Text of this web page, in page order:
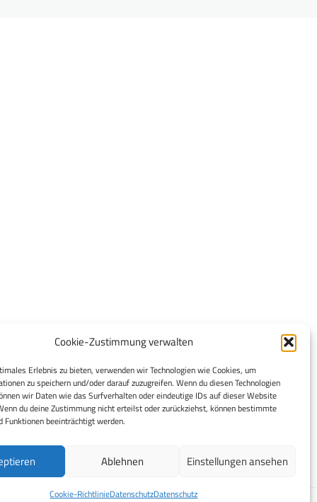
Cookie-Zustimmung verwalten
Erlebnis zu bieten, verwenden wir Technologien wie Cookies, um
zu speichern und/oder darauf zuzugreifen. Wenn du diesen Technologien
wir Daten wie das Surfverhalten oder eindeutige IDs auf dieser Website
du deine Zustimmung nicht erteilst oder zurückziehst, können bestimmte
Funktionen beeinträchtigt werden.
Ablehnen Einstellungen ansehen
Cookie-RichtlinieDatenschutzDatenschutz